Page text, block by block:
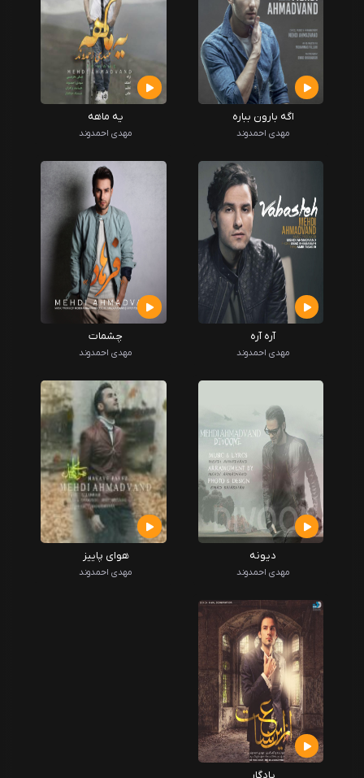
اگه بارون بباره
مهدی احمدوند
یه ماهه
مهدی احمدوند
آره آره
مهدی احمدوند
چشمات
مهدی احمدوند
دیونه
مهدی احمدوند
هوای پاییز
مهدی احمدوند